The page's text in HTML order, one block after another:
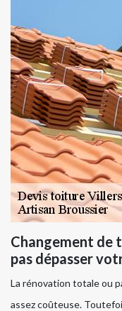
Changement de
pas dépasser
La rénovation totale ou
assez coûteuse.